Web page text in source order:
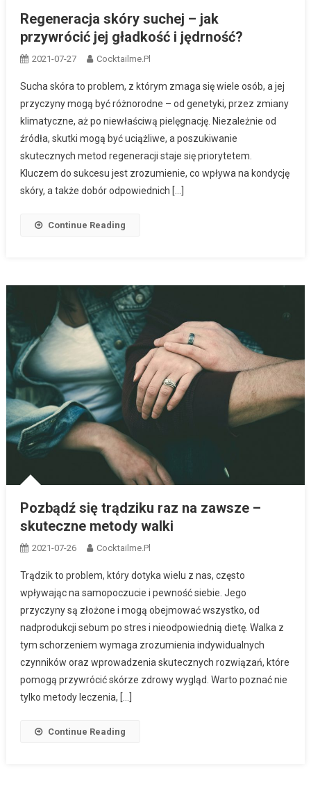
Regeneracja skóry suchej – jak
przywrócić jej gładkość i jędrność?
2021-07-27 Cocktailme.pl
Sucha skóra to problem, z którym zmaga się wiele osób, a jej
przyczyny mogą być różnorodne – od genetyki, przez zmiany
klimatyczne, aż po niewłaściwą pielęgnację. Niezależnie od
źródła, skutki mogą być uciążliwe, a poszukiwanie
skutecznych metod regeneracji staje się priorytetem.
Kluczem do sukcesu jest zrozumienie, co wpływa na kondycję
skóry, a także dobór odpowiednich […]
Continue Reading
Pozbądź się trądziku raz na zawsze –
skuteczne metody walki
2021-07-26 Cocktailme.pl
Trądzik to problem, który dotyka wielu z nas, często
wpływając na samopoczucie i pewność siebie. Jego
przyczyny są złożone i mogą obejmować wszystko, od
nadprodukcji sebum po stres i nieodpowiednią dietę. Walka z
tym schorzeniem wymaga zrozumienia indywidualnych
czynników oraz wprowadzenia skutecznych rozwiązań, które
pomogą przywrócić skórze zdrowy wygląd. Warto poznać nie
tylko metody leczenia, […]
Continue Reading